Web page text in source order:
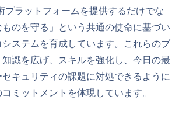
プラットフォームを提供するだけでな
ものを守る」という共通の使命に基づい
ステムを育成しています。これらのブ
識を広げ、スキルを強化し、今日の最
セキュリティの課題に対処できるように
ミットメントを体現しています。